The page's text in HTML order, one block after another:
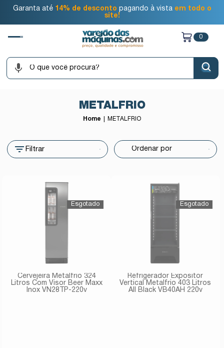
Garanta até 14% de desconto pagando à vista em todo o
site!
0
METALFRIO
Home METALFRIO
Filtrar
Cervejeira Metalfrio 324
Litros Com Visor Beer Maxx
Inox VN28TP-220v
Refrigerador Expositor
Vertical Metalfrio 403 Litros
All Black VB40AH 220v